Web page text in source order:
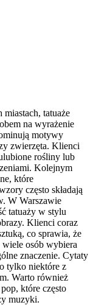
tatuaże
na wyrażenie
motywy
zwierzęta. Klienci
rośliny lub
Kolejnym
które
często składają
W Warszawie
tatuaży w stylu
Klienci coraz
co sprawia, że
osób wybiera
znaczenie. Cytaty
tylko niektóre z
Warto również
które często
muzyki.